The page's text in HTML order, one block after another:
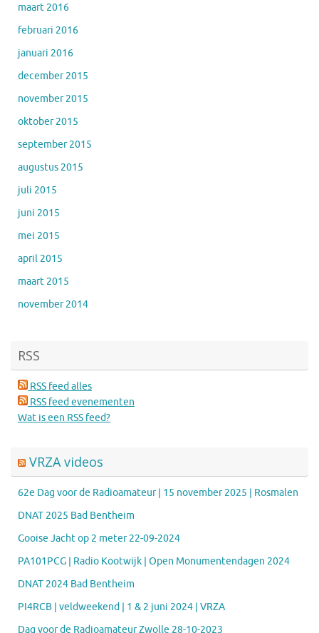
maart 2016
februari 2016
januari 2016
december 2015
november 2015
oktober 2015
september 2015
augustus 2015
juli 2015
juni 2015
mei 2015
april 2015
maart 2015
november 2014
RSS
RSS feed alles
RSS feed evenementen
Wat is een RSS feed?
VRZA videos
62e Dag voor de Radioamateur | 15 november 2025 | Rosmalen
DNAT 2025 Bad Bentheim
Gooise Jacht op 2 meter 22-09-2024
PA101PCG | Radio Kootwijk | Open Monumentendagen 2024
DNAT 2024 Bad Bentheim
PI4RCB | veldweekend | 1 & 2 juni 2024 | VRZA
Dag voor de Radioamateur Zwolle 28-10-2023